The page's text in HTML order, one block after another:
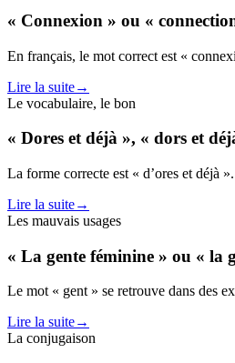
« Connexion » ou «
En français, le mot correct est «
Lire la suite→
Le vocabulaire, le bon
« Dores et déjà », « dors et
La forme correcte est « d’ores et déjà
Lire la suite→
Les mauvais usages
« La gente féminine » ou « la
Le mot « gent » se retrouve dans des
Lire la suite→
La conjugaison